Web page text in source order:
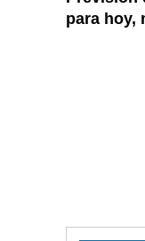
para hoy,